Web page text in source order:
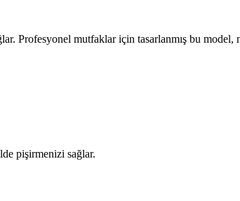
Profesyonel mutfaklar için tasarlanmış bu model,
pişirmenizi sağlar.